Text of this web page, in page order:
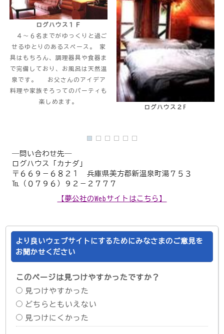
ログハウス１Ｆ
４～６名までがゆっくりと過ご
せるゆとりのあるスペース。 家
具はもちろん、調理器具や食器ま
で完備しており、お風呂は天然温
泉です。 お父さんのアイデア
料理や家族そろってのパーティも
楽しめます。
ログハウス２F
―問い合わせ先―
ログハウス「カナダ」
〒６６９－６８２１ 兵庫県美方郡新温泉町湯７５３
℡（０７９６）９２－２７７７
【夢公社のWebサイトはこちら】
より良いウェブサイトにするためにみなさまのご意見を
お聞かせください
このページは見つけやすかったですか？
見つけやすかった
どちらともいえない
見つけにくかった